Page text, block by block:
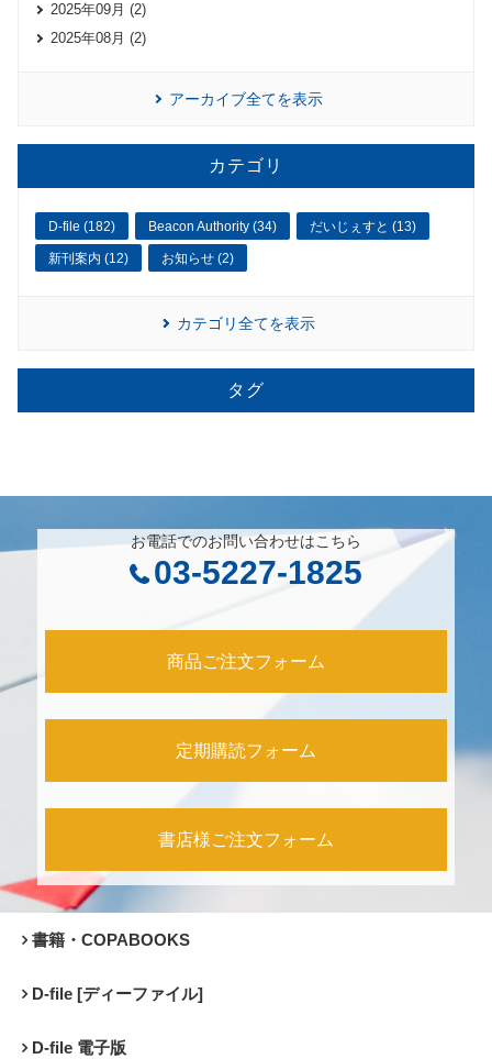
2025年09月 (2)
2025年08月 (2)
アーカイブ全てを表示
カテゴリ
D-file (182) Beacon Authority (34) だいじぇすと (13)
新刊案内 (12) お知らせ (2)
カテゴリ全てを表示
タグ
お電話でのお問い合わせはこちら
03-5227-1825
商品ご注文フォーム
定期購読フォーム
書店様ご注文フォーム
書籍・COPABOOKS
D-file [ディーファイル]
D-file 電子版